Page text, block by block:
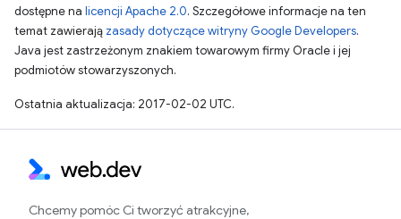
dostępne na licencji Apache 2.0. Szczegółowe informacje na ten
temat zawierają zasady dotyczące witryny Google Developers.
Java jest zastrzeżonym znakiem towarowym firmy Oracle i jej
podmiotów stowarzyszonych.
Ostatnia aktualizacja: 2017-02-02 UTC.
Chcemy pomóc Ci tworzyć atrakcyjne,